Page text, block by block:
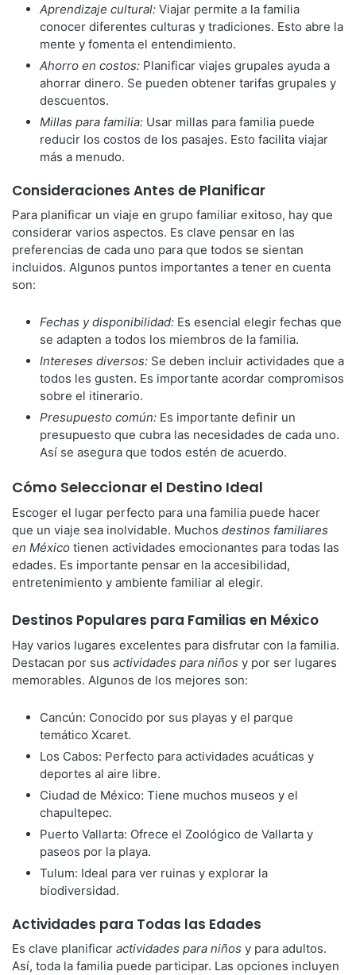
Aprendizaje cultural: Viajar permite a la familia
conocer diferentes culturas y tradiciones. Esto abre la
mente y fomenta el entendimiento.
Ahorro en costos: Planificar viajes grupales ayuda a
ahorrar dinero. Se pueden obtener tarifas grupales y
descuentos.
Millas para familia: Usar millas para familia puede
reducir los costos de los pasajes. Esto facilita viajar
más a menudo.
Consideraciones Antes de Planificar
Para planificar un viaje en grupo familiar exitoso, hay que
considerar varios aspectos. Es clave pensar en las
preferencias de cada uno para que todos se sientan
incluidos. Algunos puntos importantes a tener en cuenta
son:
Fechas y disponibilidad: Es esencial elegir fechas que
se adapten a todos los miembros de la familia.
Intereses diversos: Se deben incluir actividades que a
todos les gusten. Es importante acordar compromisos
sobre el itinerario.
Presupuesto común: Es importante definir un
presupuesto que cubra las necesidades de cada uno.
Así se asegura que todos estén de acuerdo.
Cómo Seleccionar el Destino Ideal
Escoger el lugar perfecto para una familia puede hacer
que un viaje sea inolvidable. Muchos destinos familiares
en México tienen actividades emocionantes para todas las
edades. Es importante pensar en la accesibilidad,
entretenimiento y ambiente familiar al elegir.
Destinos Populares para Familias en México
Hay varios lugares excelentes para disfrutar con la familia.
Destacan por sus actividades para niños y por ser lugares
memorables. Algunos de los mejores son:
Cancún: Conocido por sus playas y el parque
temático Xcaret.
Los Cabos: Perfecto para actividades acuáticas y
deportes al aire libre.
Ciudad de México: Tiene muchos museos y el
chapultepec.
Puerto Vallarta: Ofrece el Zoológico de Vallarta y
paseos por la playa.
Tulum: Ideal para ver ruinas y explorar la
biodiversidad.
Actividades para Todas las Edades
Es clave planificar actividades para niños y para adultos.
Así, toda la familia puede participar. Las opciones incluyen